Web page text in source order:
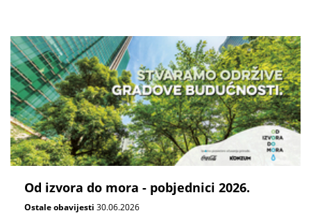
Od izvora do mora - pobjednici 2026.
Ostale obavijesti 30.06.2026